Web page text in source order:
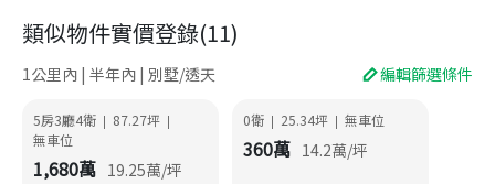
類似物件實價登錄(11)
1公里內 | 半年內 | 別墅/透天 編輯篩選條件
5房3廳4衛 | 87.27坪 |
無車位
1,680萬 19.25萬/坪
0衛 | 25.34坪 | 無車位
360萬 14.2萬/坪